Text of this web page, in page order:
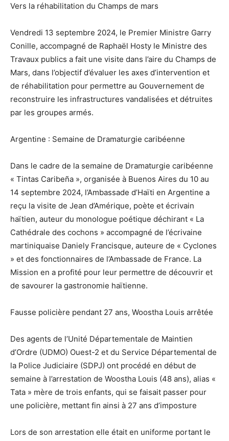
Vers la réhabilitation du Champs de mars
Vendredi 13 septembre 2024, le Premier Ministre Garry
Conille, accompagné de Raphaël Hosty le Ministre des
Travaux publics a fait une visite dans l’aire du Champs de
Mars, dans l’objectif d’évaluer les axes d’intervention et
de réhabilitation pour permettre au Gouvernement de
reconstruire les infrastructures vandalisées et détruites
par les groupes armés.
Argentine : Semaine de Dramaturgie caribéenne
Dans le cadre de la semaine de Dramaturgie caribéenne
« Tintas Caribeña », organisée à Buenos Aires du 10 au
14 septembre 2024, l’Ambassade d’Haïti en Argentine a
reçu la visite de Jean d’Amérique, poète et écrivain
haïtien, auteur du monologue poétique déchirant « La
Cathédrale des cochons » accompagné de l’écrivaine
martiniquaise Daniely Francisque, auteure de « Cyclones
» et des fonctionnaires de l’Ambassade de France. La
Mission en a profité pour leur permettre de découvrir et
de savourer la gastronomie haïtienne.
Fausse policière pendant 27 ans, Woostha Louis arrêtée
Des agents de l’Unité Départementale de Maintien
d’Ordre (UDMO) Ouest-2 et du Service Départemental de
la Police Judiciaire (SDPJ) ont procédé en début de
semaine à l’arrestation de Woostha Louis (48 ans), alias «
Tata » mère de trois enfants, qui se faisait passer pour
une policière, mettant fin ainsi à 27 ans d’imposture
Lors de son arrestation elle était en uniforme portant le